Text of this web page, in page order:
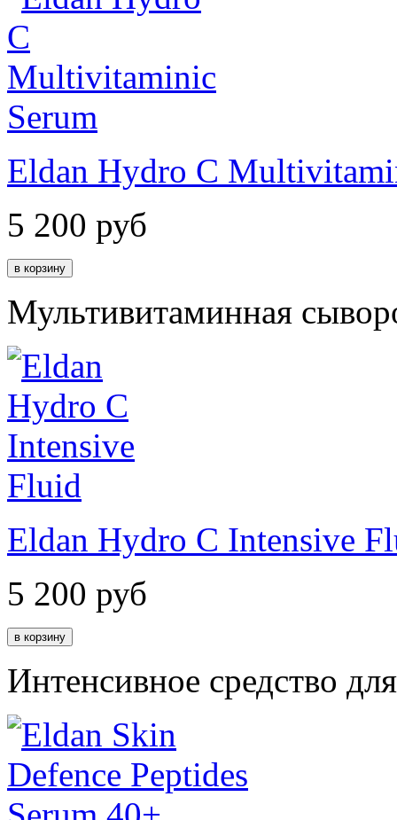
Eldan Hydro C
5 200 руб
Мультивитаминная
Eldan Hydro C Intensive
5 200 руб
Интенсивное средство